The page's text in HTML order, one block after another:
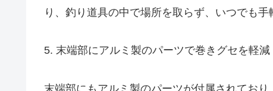
り、釣り道具の中で場所を取らず、いつでも手
5. 末端部にアルミ製のパーツで巻きグセを軽減
末端部にもアルミ製のパーツが付属されてお